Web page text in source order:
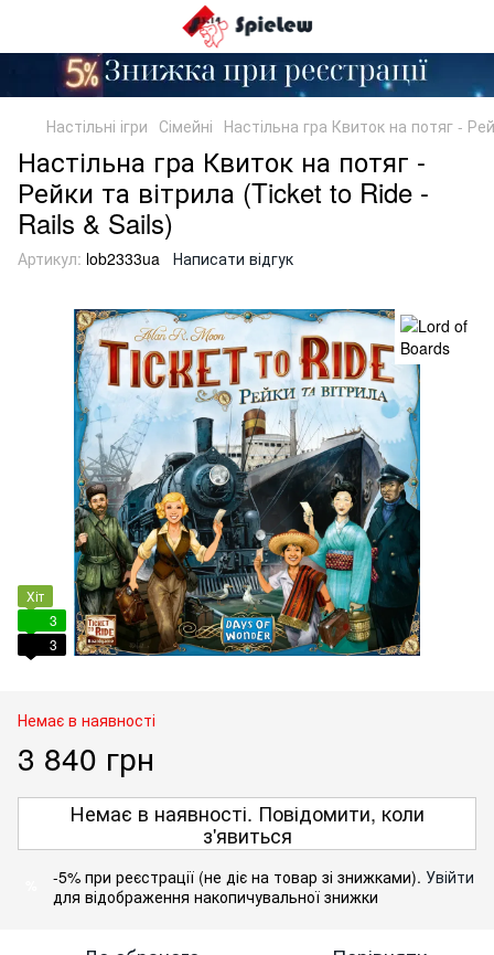
Настільні ігри Сімейні Настільна гра Квиток на потяг -
Настільна гра Квиток на потяг -
Рейки та вітрила (Ticket to Ride -
Rails & Sails)
Артикул: lob2333ua Написати відгук
Хіт
3
3
Немає в наявності
3 840 грн
Немає в наявності. Повідомити, коли
з'явиться
-5% при реєстрації (не діє на товар зі знижками). Увійти
для відображення накопичувальної знижки